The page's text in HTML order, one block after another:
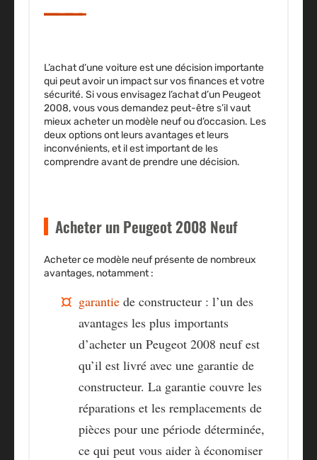
L’achat d’une voiture est une décision importante
qui peut avoir un impact sur vos finances et votre
sécurité. Si vous envisagez l’achat d’un Peugeot
2008, vous vous demandez peut-être s’il vaut
mieux acheter un modèle neuf ou d’occasion. Les
deux options ont leurs avantages et leurs
inconvénients, et il est important de les
comprendre avant de prendre une décision.
Acheter un Peugeot 2008 Neuf
Acheter ce modèle neuf présente de nombreux
avantages, notamment :
garantie de constructeur : l’un des
avantages les plus importants
d’acheter un Peugeot 2008 neuf est
qu’il est livré avec une garantie de
constructeur. La garantie couvre les
réparations et les remplacements de
pièces pour une période déterminée,
ce qui peut vous aider à économiser